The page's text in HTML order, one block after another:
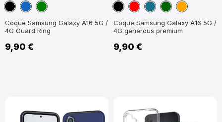
NoirBleuVert
Coque Samsung Galaxy A16 5G /
4G Guard Ring
9,90 €
NoirRouge
BleuVertOrange
Coque Samsung Galaxy A16 5G /
4G generous premium
9,90 €